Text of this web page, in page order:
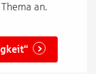
an.